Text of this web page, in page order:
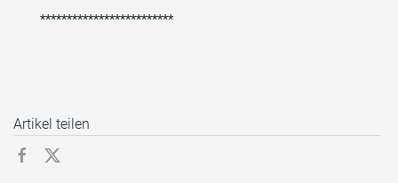
*************************
Artikel teilen